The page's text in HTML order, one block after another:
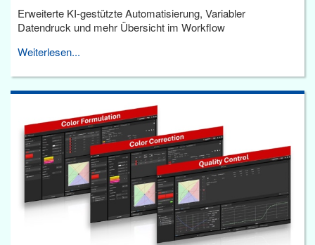
Erweiterte KI-gestützte Automatisierung, Variabler
Datendruck und mehr Übersicht im Workflow
Weiterlesen...